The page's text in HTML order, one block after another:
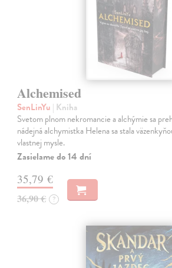
Alchemised
SenLinYu | Kniha
Svetom plnom nekromancie a alchýmie sa
nádejná alchymistka Helena sa stala
vlastnej mysle.
Zasielame do 14 dní
35,79 €
36,90 € ?